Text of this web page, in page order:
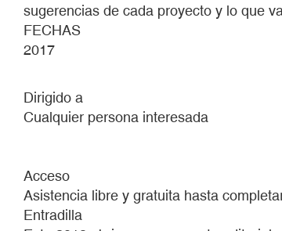
sugerencias de cada proyecto y lo que
FECHAS
2017
Dirigido a
Cualquier persona interesada
Acceso
Asistencia libre y gratuita hasta
Entradilla